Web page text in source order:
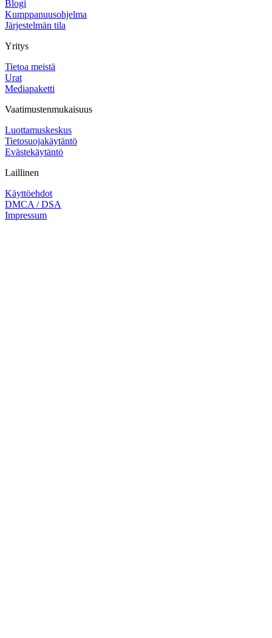
Blogi
Kumppanuusohjelma
Järjestelmän tila
Yritys
Tietoa meistä
Urat
Mediapaketti
Vaatimustenmukaisuus
Luottamuskeskus
Tietosuojakäytäntö
Evästekäytäntö
Laillinen
Käyttöehdot
DMCA / DSA
Impressum